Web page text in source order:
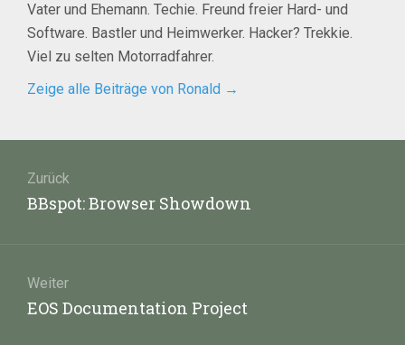
Vater und Ehemann. Techie. Freund freier Hard- und
Software. Bastler und Heimwerker. Hacker? Trekkie.
Viel zu selten Motorradfahrer.
Zeige alle Beiträge von Ronald →
Zurück
Vorheriger
BBspot: Browser Showdown
Weiter
Nächster
EOS Documentation Project